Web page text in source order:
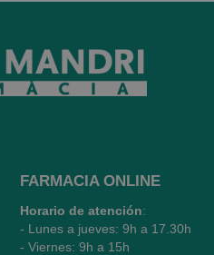
FARMACIA ONLINE
Horario de atención:
- Lunes a jueves: 9h a 17.30h
- Viernes: 9h a 15h